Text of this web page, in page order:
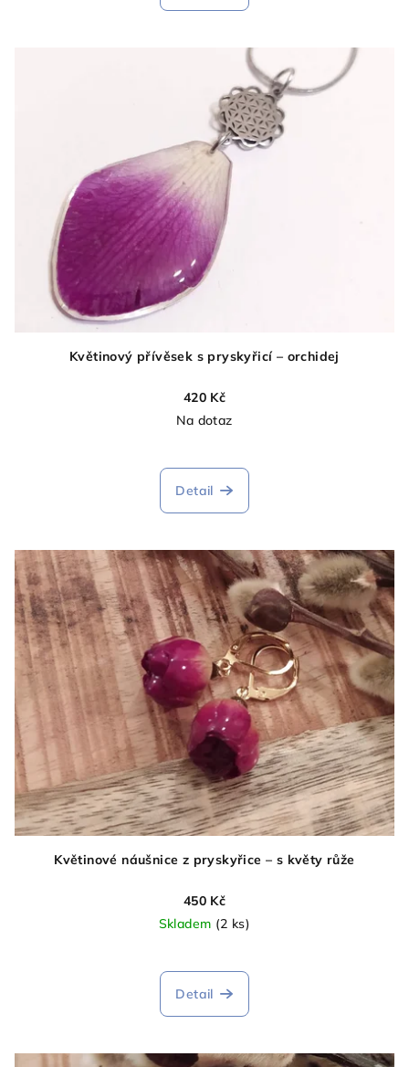
Květinový přívěsek s pryskyřicí – orchidej
420 Kč
Na dotaz
Detail
Květinové náušnice z pryskyřice – s květy růže
450 Kč
Skladem (2 ks)
hodnocení
produktu
5
Detail